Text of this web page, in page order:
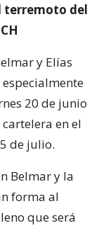
terremoto del
y Elías
20 de junio
en el
de julio.
Belmar y la
forma al
que será